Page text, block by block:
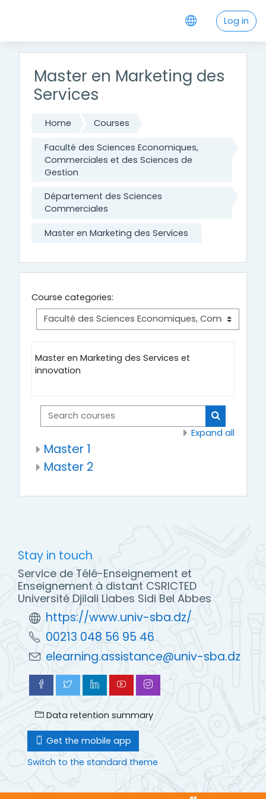
Log in
Master en Marketing des
Services
Home Courses
Faculté des Sciences Economiques,
Commerciales et des Sciences de
Gestion
Département des Sciences
Commerciales
Master en Marketing des Services
Course categories:
Master en Marketing des Services et
innovation
Search courses
Search
Expand all
Master 1
Master 2
Stay in touch
Service de Télé-Enseignement et
Enseignement à distant CSRICTED
Université Djilali Liabes Sidi Bel Abbes
https://www.univ-sba.dz/
00213 048 56 95 46
elearning.assistance@univ-sba.dz
Data retention summary
Get the mobile app
Switch to the standard theme